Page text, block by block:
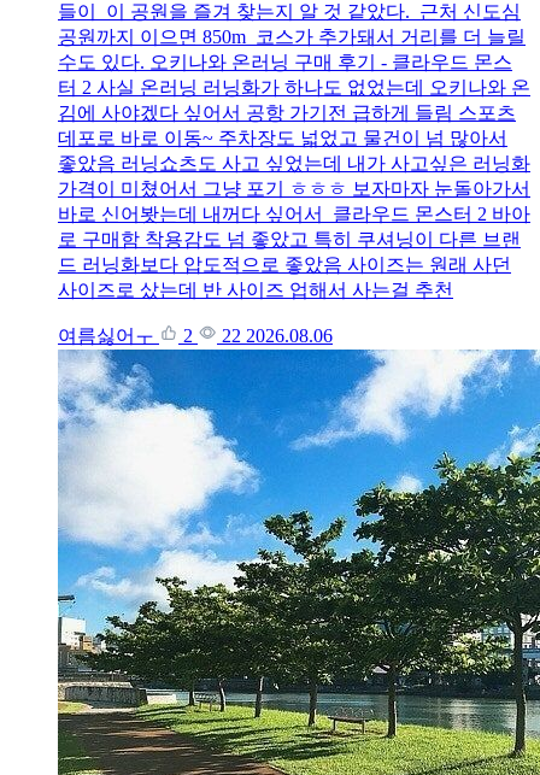
들이 이 공원을 즐겨 찾는지 알 것 같았다. 근처 신도심
공원까지 이으면 850m 코스가 추가돼서 거리를 더 늘릴
수도 있다. 오키나와 온러닝 구매 후기 - 클라우드 몬스
터 2 사실 온러닝 러닝화가 하나도 없었는데 오키나와 온
김에 사야겠다 싶어서 공항 가기전 급하게 들림 스포츠
데포로 바로 이동~ 주차장도 넓었고 물건이 넘 많아서
좋았음 러닝쇼츠도 사고 싶었는데 내가 사고싶은 러닝화
가격이 미쳤어서 그냥 포기 ㅎㅎㅎ 보자마자 눈돌아가서
바로 신어봣는데 내꺼다 싶어서 클라우드 몬스터 2 바아
로 구매함 착용감도 넘 좋았고 특히 쿠셔닝이 다른 브랜
드 러닝화보다 압도적으로 좋았음 사이즈는 원래 사던
사이즈로 샀는데 반 사이즈 업해서 사는걸 추천
여름싫어ㅜ 2 22 2026.08.06